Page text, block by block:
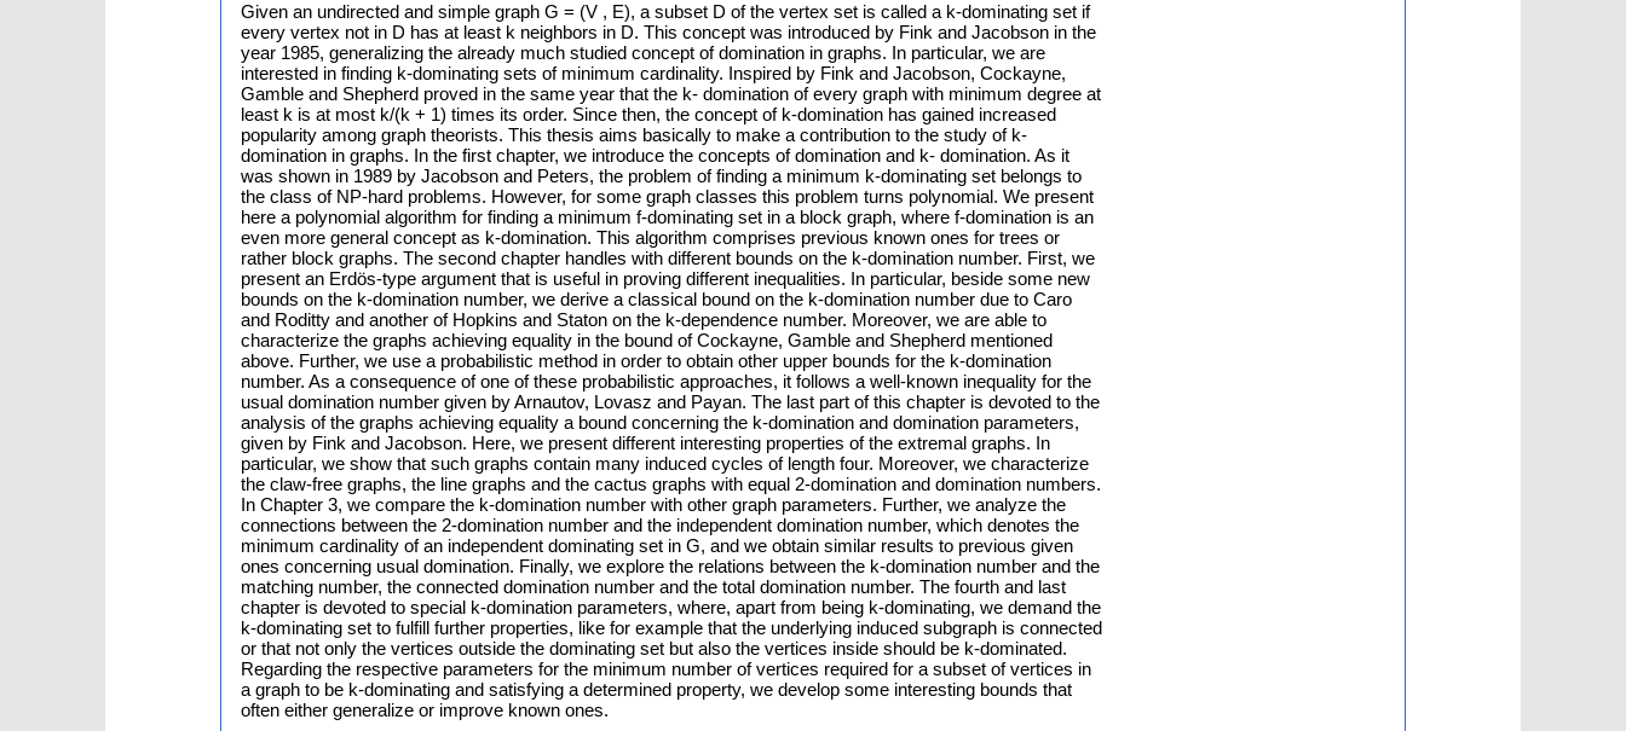
Given an undirected and simple graph G = (V , E), a subset D of the vertex set is called a k-dominating set if
every vertex not in D has at least k neighbors in D. This concept was introduced by Fink and Jacobson in the
year 1985, generalizing the already much studied concept of domination in graphs. In particular, we are
interested in finding k-dominating sets of minimum cardinality. Inspired by Fink and Jacobson, Cockayne,
Gamble and Shepherd proved in the same year that the k- domination of every graph with minimum degree at
least k is at most k/(k + 1) times its order. Since then, the concept of k-domination has gained increased
popularity among graph theorists. This thesis aims basically to make a contribution to the study of k-
domination in graphs. In the first chapter, we introduce the concepts of domination and k- domination. As it
was shown in 1989 by Jacobson and Peters, the problem of finding a minimum k-dominating set belongs to
the class of NP-hard problems. However, for some graph classes this problem turns polynomial. We present
here a polynomial algorithm for finding a minimum f-dominating set in a block graph, where f-domination is an
even more general concept as k-domination. This algorithm comprises previous known ones for trees or
rather block graphs. The second chapter handles with different bounds on the k-domination number. First, we
present an Erdös-type argument that is useful in proving different inequalities. In particular, beside some new
bounds on the k-domination number, we derive a classical bound on the k-domination number due to Caro
and Roditty and another of Hopkins and Staton on the k-dependence number. Moreover, we are able to
characterize the graphs achieving equality in the bound of Cockayne, Gamble and Shepherd mentioned
above. Further, we use a probabilistic method in order to obtain other upper bounds for the k-domination
number. As a consequence of one of these probabilistic approaches, it follows a well-known inequality for the
usual domination number given by Arnautov, Lovasz and Payan. The last part of this chapter is devoted to the
analysis of the graphs achieving equality a bound concerning the k-domination and domination parameters,
given by Fink and Jacobson. Here, we present different interesting properties of the extremal graphs. In
particular, we show that such graphs contain many induced cycles of length four. Moreover, we characterize
the claw-free graphs, the line graphs and the cactus graphs with equal 2-domination and domination numbers.
In Chapter 3, we compare the k-domination number with other graph parameters. Further, we analyze the
connections between the 2-domination number and the independent domination number, which denotes the
minimum cardinality of an independent dominating set in G, and we obtain similar results to previous given
ones concerning usual domination. Finally, we explore the relations between the k-domination number and the
matching number, the connected domination number and the total domination number. The fourth and last
chapter is devoted to special k-domination parameters, where, apart from being k-dominating, we demand the
k-dominating set to fulfill further properties, like for example that the underlying induced subgraph is connected
or that not only the vertices outside the dominating set but also the vertices inside should be k-dominated.
Regarding the respective parameters for the minimum number of vertices required for a subset of vertices in
a graph to be k-dominating and satisfying a determined property, we develop some interesting bounds that
often either generalize or improve known ones.